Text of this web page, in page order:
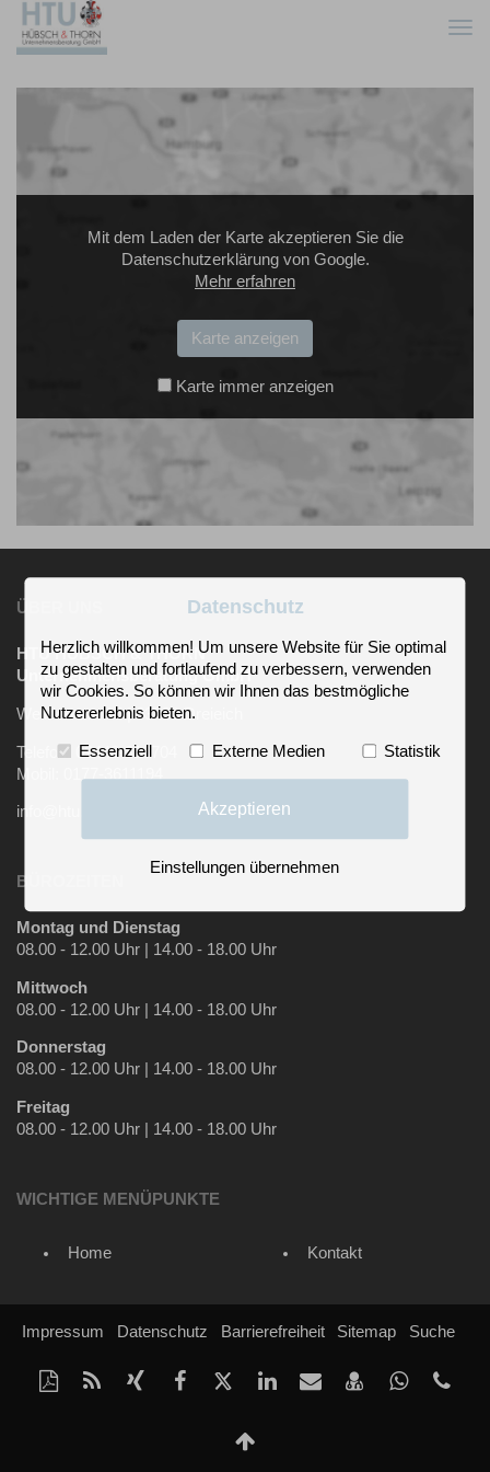
Mit dem Laden der Karte akzeptieren Sie die
Datenschutzerklärung von Google.
Mehr erfahren
Karte anzeigen
Karte immer anzeigen
ÜBER UNS
HTU HÜBSCH & THORN
Unternehmensberatung GmbH
Weilbornstr. 15 | 63303 Dreieich
Telefon: 02443-310704
Mobil: 0177-3611194
info@htu.de
BÜROZEITEN
Montag und Dienstag
08.00 - 12.00 Uhr | 14.00 - 18.00 Uhr
Mittwoch
08.00 - 12.00 Uhr | 14.00 - 18.00 Uhr
Donnerstag
08.00 - 12.00 Uhr | 14.00 - 18.00 Uhr
Freitag
08.00 - 12.00 Uhr | 14.00 - 18.00 Uhr
WICHTIGE MENÜPUNKTE
Home Kontakt
Impressum Datenschutz Barrierefreiheit Sitemap Suche
Diese
Seite
RSS-
Feed
Auf
Xing
Auf
Facebook
Auf
Twitter
LinkedIn
Per
Mail
vCard
speichern
Auf
Whatsapp
Datenschutz
Herzlich willkommen! Um unsere Website für Sie optimal
zu gestalten und fortlaufend zu verbessern, verwenden
wir Cookies. So können wir Ihnen das bestmögliche
Nutzererlebnis bieten.
Essenziell Externe Medien Statistik
Akzeptieren
Einstellungen übernehmen